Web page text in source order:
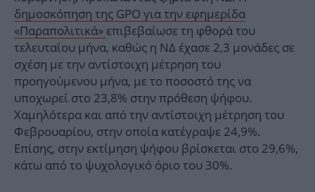
δημοσκόπηση της GPO για την εφημερίδα
«Παραπολιτικά» επιβεβαίωσε τη φθορά του
τελευταίου μήνα, καθώς η ΝΔ έχασε 2,3 μονάδες σε
σχέση με την αντίστοιχη μέτρηση του
προηγούμενου μήνα, με το ποσοστό της να
υποχωρεί στο 23,8% στην πρόθεση ψήφου.
Χαμηλότερα και από την αντίστοιχη μέτρηση του
Φεβρουαρίου, στην οποία κατέγραψε 24,9%.
Επίσης, στην εκτίμηση ψήφου βρίσκεται στο 29,6%,
κάτω από το ψυχολογικό όριο του 30%.